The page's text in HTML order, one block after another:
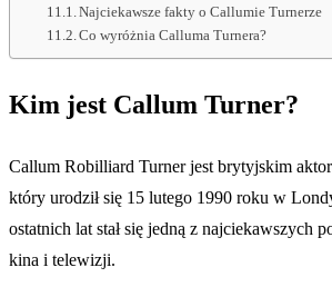
Najciekawsze fakty o Callumie Turnerze
Co wyróżnia Calluma Turnera?
Kim jest Callum Turner?
Callum Robilliard Turner jest brytyjskim
który urodził się 15 lutego 1990 roku w
ostatnich lat stał się jedną z najciekawszych
kina i telewizji.